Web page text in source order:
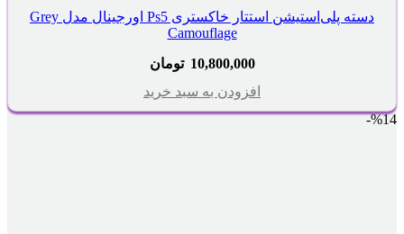
دسته پلی‌استیشن استتار خاکستری Ps5 اورجینال مدل Grey
Camouflage
10,800,000 تومان
افزودن به سبد خرید
%14-